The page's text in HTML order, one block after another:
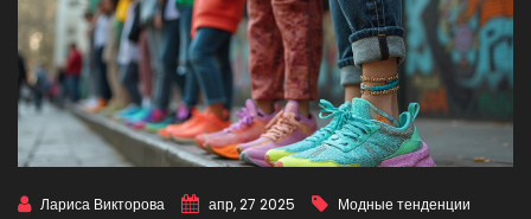
Лариса Викторова апр, 27 2025 Модные тенденции